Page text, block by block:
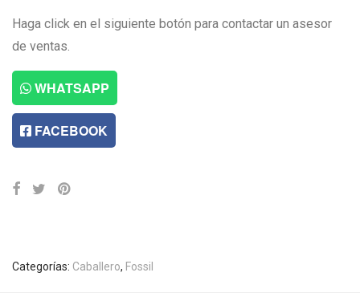
Haga click en el siguiente botón para contactar un asesor
de ventas.
WHATSAPP
FACEBOOK
Categorías: Caballero, Fossil